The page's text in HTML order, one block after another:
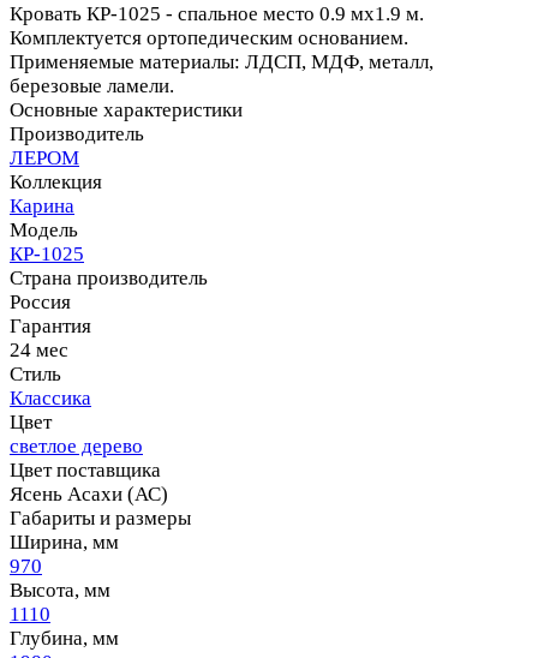
Кровать КР-1025 - спальное место 0.9 мx1.9 м.
Комплектуется ортопедическим основанием.
Применяемые материалы: ЛДСП, МДФ, металл,
березовые ламели.
Основные характеристики
Производитель
ЛЕРОМ
Коллекция
Карина
Модель
КР-1025
Страна производитель
Россия
Гарантия
24 мес
Стиль
Классика
Цвет
светлое дерево
Цвет поставщика
Ясень Асахи (АС)
Габариты и размеры
Ширина, мм
970
Высота, мм
1110
Глубина, мм